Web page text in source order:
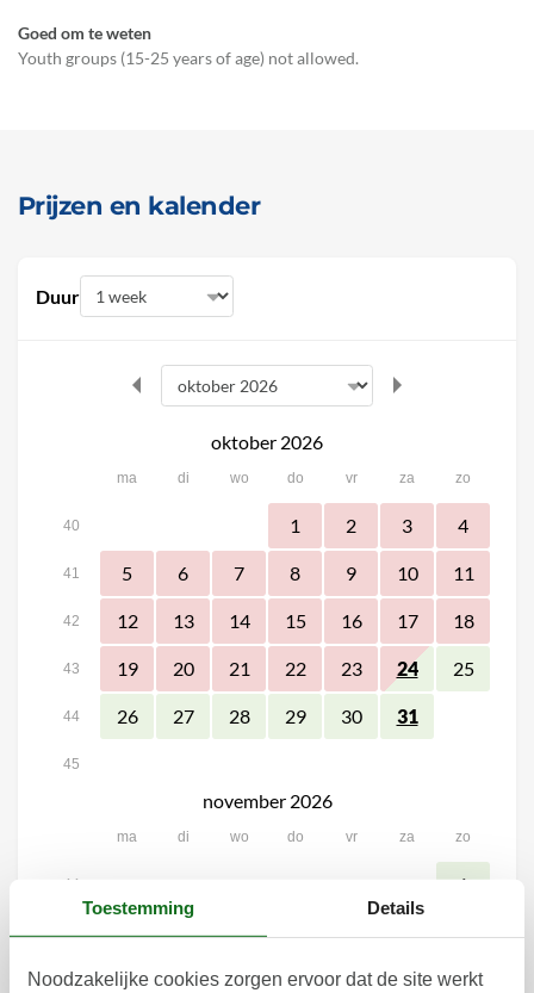
Goed om te weten
Youth groups (15-25 years of age) not allowed.
Prijzen en kalender
Duur
oktober 2026
ma di wo do vr za zo
40 1 2 3 4
41 5 6 7 8 9 10 11
42 12 13 14 15 16 17 18
43 19 20 21 22 23 24 25
44 26 27 28 29 30 31
45
november 2026
ma di wo do vr za zo
44 1
45 2 3 4 7
46 9 10 11 12 13 14 15
Toestemming Details
Noodzakelijke cookies zorgen ervoor dat de site werkt